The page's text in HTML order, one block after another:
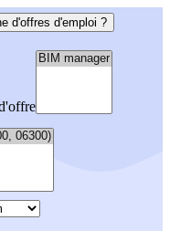
d'offres d'emploi ?